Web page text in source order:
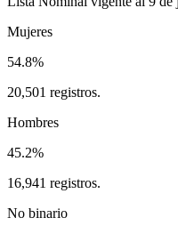
Mujeres
54.8%
20,501 registros.
Hombres
45.2%
16,941 registros.
No binario